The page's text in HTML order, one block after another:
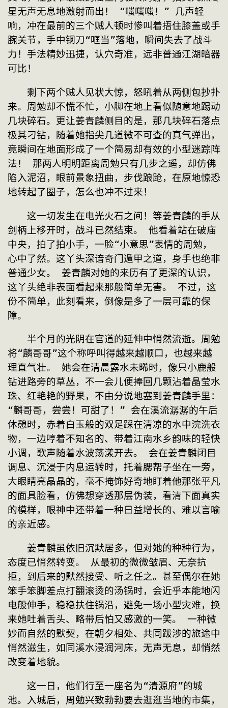
星无声无息地激射而出！ “嗤嗤嗤！” 几声轻
响，冲在最前的三个贼人顿时惨叫着捂住膝盖或手
腕关节，手中钢刀“哐当”落地，瞬间失去了战斗
力！手法精妙迅捷，认穴奇准，远非普通江湖暗器
可比！
剩下两个贼人见状大惊，怒吼着从两侧包抄扑
来。周勉却不慌不忙，小脚在地上看似随意地踢动
几块碎石。更让姜青麟侧目的是，那几块碎石落点
极其刁钻，随着她指尖几道微不可查的真气弹出，
竟瞬间在地面形成了一个简易却有效的小型迷踪阵
法！ 那两人明明距离周勉只有几步之遥，却仿佛
陷入泥沼，眼前景象扭曲，步伐踉跄，在原地惊恐
地转起了圈子，怎么也冲不过来！
这一切发生在电光火石之间！等姜青麟的手从
剑柄上移开时，战斗已然结束。 他看着站在破庙
中央，拍了拍小手，一脸“小意思”表情的周勉，
心中了然。这丫头深谙奇门遁甲之道，身手也绝非
普通少女。 姜青麟对她的来历有了更深的认识，
这丫头绝非表面看起来那般简单无害。 不过，这
份不简单，此刻看来，倒像是多了一层可靠的保
障。
半个月的光阴在官道的延伸中悄然流逝。周勉
将“麟哥哥”这个称呼叫得越来越顺口，也越来越
理直气壮。 她会在清晨露水未晞时，像只小鹿般
钻进路旁的草丛，不一会儿便捧回几颗沾着晶莹水
珠、红艳艳的野果，不由分说地塞到姜青麟手里：
“麟哥哥，尝尝！可甜了！” 会在溪流潺潺的午后
休憩时，赤着白玉般的双足踩在清凉的水中浣洗衣
物，一边哼着不知名的、带着江南水乡韵味的轻快
小调，歌声随着水波荡漾开去。 会在姜青麟闭目
调息、沉浸于内息运转时，托着腮帮子坐在一旁，
大眼睛亮晶晶的，毫不掩饰好奇地盯着他那张平凡
的面具脸看，仿佛想穿透那层伪装，看清下面真实
的模样，眼神中还带着一种日益增长的、难以言喻
的亲近感。
姜青麟虽依旧沉默居多，但对她的种种行为，
态度已悄然转变。 从最初的微微皱眉、无奈抗
拒，到后来的默然接受、听之任之。甚至偶尔在她
笨手笨脚差点打翻滚烫的汤锅时，会近乎本能地闪
电般伸手，稳稳扶住锅沿，避免一场小型灾难，换
来她吐着舌头、略带后怕又感激的一笑。 一种微
妙而自然的默契，在朝夕相处、共同跋涉的旅途中
悄然滋生，如同溪水浸润河床，无声无息，却悄然
改变着地貌。
这一日，他们行至一座名为“清源府”的城
池。入城后，周勉兴致勃勃要去逛逛当地的市集，